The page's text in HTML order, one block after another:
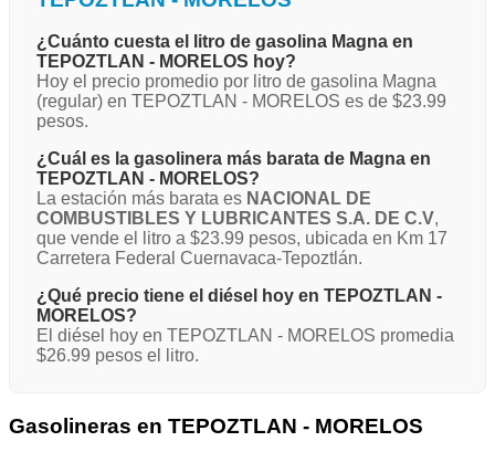
¿Cuánto cuesta el litro de gasolina Magna en
TEPOZTLAN - MORELOS hoy?
Hoy el precio promedio por litro de gasolina Magna
(regular) en TEPOZTLAN - MORELOS es de $23.99
pesos.
¿Cuál es la gasolinera más barata de Magna en
TEPOZTLAN - MORELOS?
La estación más barata es NACIONAL DE
COMBUSTIBLES Y LUBRICANTES S.A. DE C.V,
que vende el litro a $23.99 pesos, ubicada en Km 17
Carretera Federal Cuernavaca-Tepoztlán.
¿Qué precio tiene el diésel hoy en TEPOZTLAN -
MORELOS?
El diésel hoy en TEPOZTLAN - MORELOS promedia
$26.99 pesos el litro.
Gasolineras en TEPOZTLAN - MORELOS